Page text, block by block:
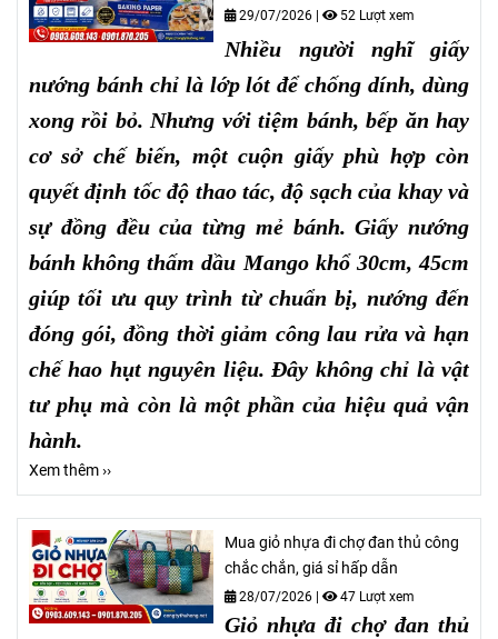
29/07/2026 | 52 Lượt xem
Nhiều người nghĩ giấy
nướng bánh chỉ là lớp lót để chống dính, dùng
xong rồi bỏ. Nhưng với tiệm bánh, bếp ăn hay
cơ sở chế biến, một cuộn giấy phù hợp còn
quyết định tốc độ thao tác, độ sạch của khay và
sự đồng đều của từng mẻ bánh. Giấy nướng
bánh không thấm dầu Mango khổ 30cm, 45cm
giúp tối ưu quy trình từ chuẩn bị, nướng đến
đóng gói, đồng thời giảm công lau rửa và hạn
chế hao hụt nguyên liệu. Đây không chỉ là vật
tư phụ mà còn là một phần của hiệu quả vận
hành.
Xem thêm ››
Mua giỏ nhựa đi chợ đan thủ công
chắc chắn, giá sỉ hấp dẫn
28/07/2026 | 47 Lượt xem
Giỏ nhựa đi chợ đan thủ